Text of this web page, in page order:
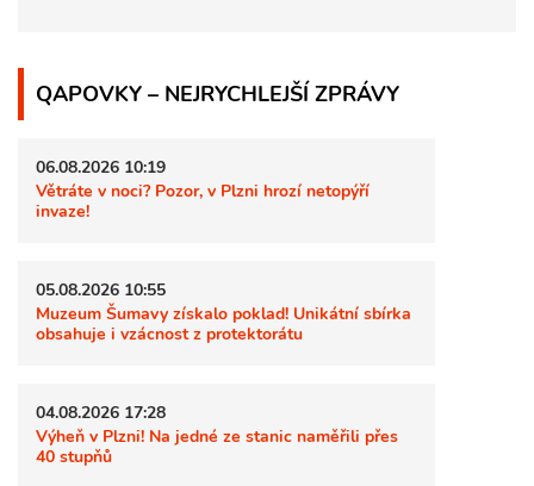
QAPOVKY – NEJRYCHLEJŠÍ ZPRÁVY
06.08.2026 10:19
Větráte v noci? Pozor, v Plzni hrozí netopýří
invaze!
05.08.2026 10:55
Muzeum Šumavy získalo poklad! Unikátní sbírka
obsahuje i vzácnost z protektorátu
04.08.2026 17:28
Výheň v Plzni! Na jedné ze stanic naměřili přes
40 stupňů